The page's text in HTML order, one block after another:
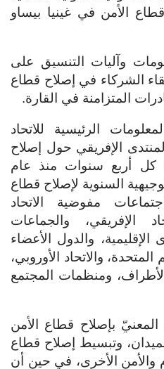
الأمن في غينيا بيساو
وآليات التنسيق على
الشركاء في إصلاح قطاع
المتزامنة في القارة.
الرئيسية للاتحاد
الإفريقي حول إصلاح
كل أربع سنوات منذ عام
السنوية لإصلاح قطاع
مفوضية الاتحاد
الإفريقي، والجماعات
الإقليمية، والدول الأعضاء
المتحدة، والاتحاد الأوروبي،
ومنظمات المجتمع
بإصلاح قطاع الأمن
وتبسيط إصلاح قطاع
والأمن الأخرى، في حين أن